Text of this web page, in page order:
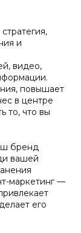
и
видео,
повышает
в центре
то, что вы
бренд
вашей
маркетинг —
его